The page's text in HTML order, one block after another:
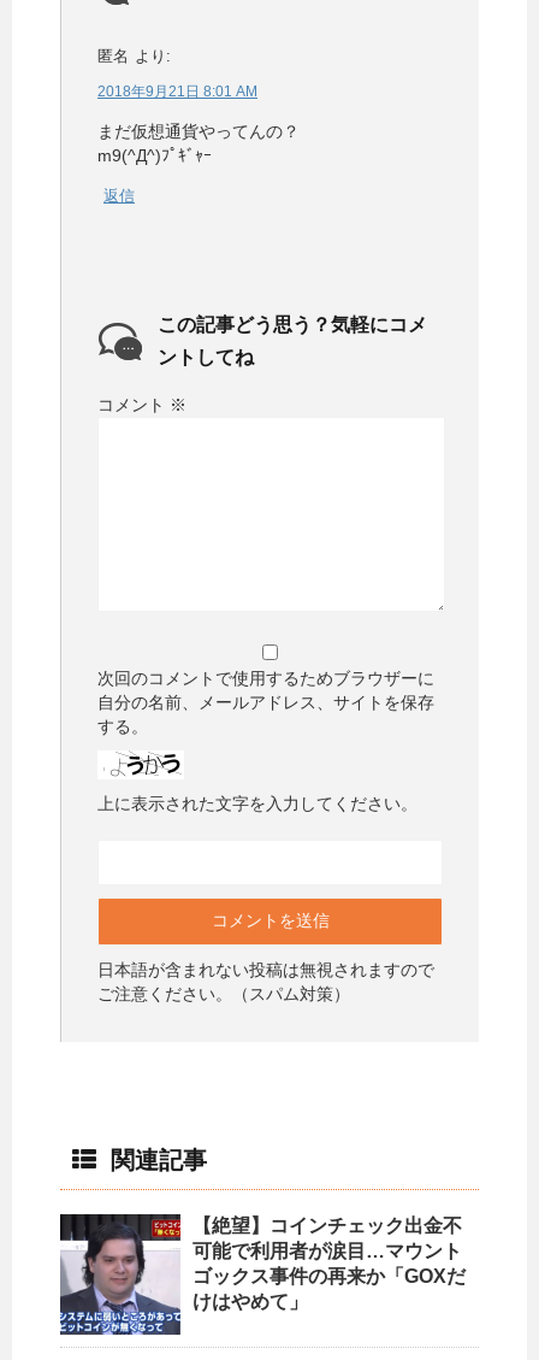
匿名 より:
2018年9月21日 8:01 AM
まだ仮想通貨やってんの？
m9(^Д^)ﾌﾟｷﾞｬｰ
返信
この記事どう思う？気軽にコメ
ントしてね
コメント ※
次回のコメントで使用するためブラウザーに
自分の名前、メールアドレス、サイトを保存
する。
上に表示された文字を入力してください。
日本語が含まれない投稿は無視されますので
ご注意ください。（スパム対策）
関連記事
【絶望】コインチェック出金不
可能で利用者が涙目…マウント
ゴックス事件の再来か「GOXだ
けはやめて」